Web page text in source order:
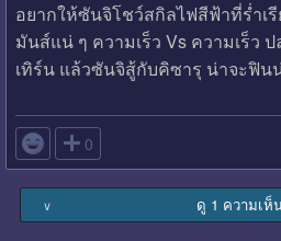
อยากให้ซันจิโชว์สกิลไฟสีฟ้าที่ร่ำเ
มันส์แน่ ๆ ความเร็ว Vs ความเร็ว
เทิร์น แล้วซันจิสู้กับคิซารุ น่าจะฟิน
 0
∨ ดู 1 ความเห็